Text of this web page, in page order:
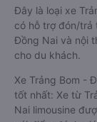
Đây là loại xe
có hỗ trợ đón/trả
Đồng Nai và nội
cho du khách.
Xe Trảng Bom -
tốt nhất: Xe từ
Nai limousine